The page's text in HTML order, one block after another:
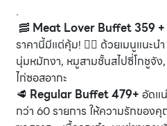
.
🥓 Meat Lover Buffet 359 +
ราคานี้มีแต่คุ้ม! 👉🏻 ด้วยเมนูแนะน
นุ่มหมักงา, หมูสามชั้นสไปซี่โกชูจั
ไก่ซอสอากะ
🥩 Regular Buffet 479+ อัดแ
กว่า 60 รายการ ให้ความรักของ